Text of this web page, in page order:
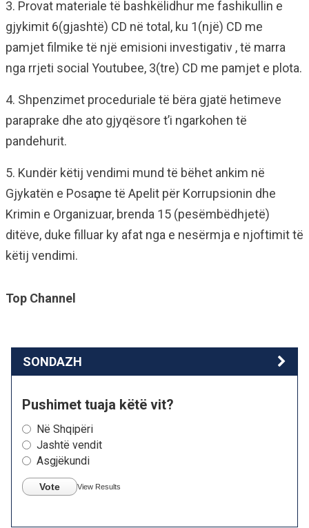
3. Provat materiale të bashkëlidhur me fashikullin e
gjykimit 6(gjashtë) CD në total, ku 1(një) CD me
pamjet filmike të një emisioni investigativ , të marra
nga rrjeti social Youtubee, 3(tre) CD me pamjet e plota.
4. Shpenzimet proceduriale të bëra gjatë hetimeve
paraprake dhe ato gjyqësore t’i ngarkohen të
pandehurit.
5. Kundër këtij vendimi mund të bëhet ankim në
Gjykatën e Posaҫme të Apelit për Korrupsionin dhe
Krimin e Organizuar, brenda 15 (pesëmbëdhjetë)
ditëve, duke filluar ky afat nga e nesërmja e njoftimit të
këtij vendimi.
Top Channel
SONDAZH
Pushimet tuaja këtë vit?
Në Shqipëri
Jashtë vendit
Asgjëkundi
Vote View Results